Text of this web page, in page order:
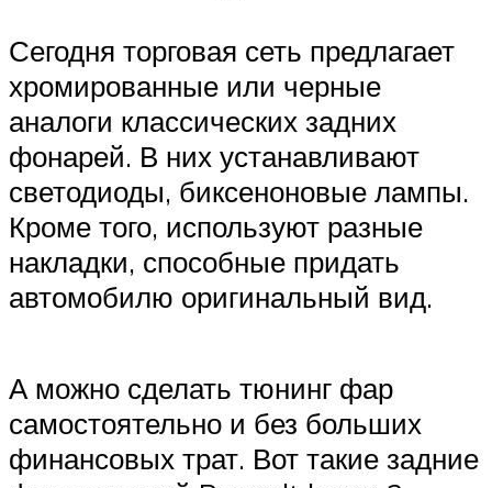
Сегодня торговая сеть предлагает
хромированные или черные
аналоги классических задних
фонарей. В них устанавливают
светодиоды, биксеноновые лампы.
Кроме того, используют разные
накладки, способные придать
автомобилю оригинальный вид.
А можно сделать тюнинг фар
самостоятельно и без больших
финансовых трат. Вот такие задние